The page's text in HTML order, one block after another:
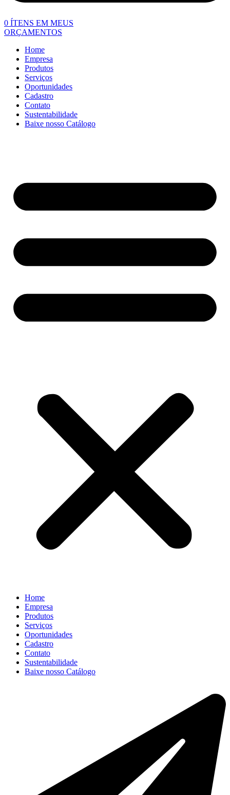
0 ÍTENS EM MEUS
ORÇAMENTOS
Home
Empresa
Produtos
Serviços
Oportunidades
Cadastro
Contato
Sustentabilidade
Baixe nosso Catálogo
Home
Empresa
Produtos
Serviços
Oportunidades
Cadastro
Contato
Sustentabilidade
Baixe nosso Catálogo